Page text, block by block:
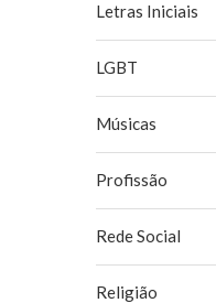
Letras Iniciais
LGBT
Músicas
Profissão
Rede Social
Religião